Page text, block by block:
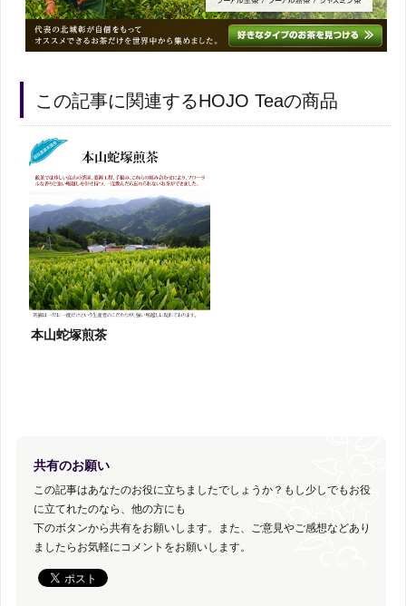
この記事に関連するHOJO Teaの商品
本山蛇塚煎茶
共有のお願い
この記事はあなたのお役に立ちましたでしょうか？もし少しでもお役
に立てれたのなら、他の方にも
下のボタンから共有をお願いします。また、ご意見やご感想などあり
ましたらお気軽にコメントをお願いします。